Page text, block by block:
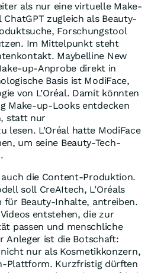
als nur eine virtuelle Make-
zugleich als Beauty-
Forschungstool
Im Mittelpunkt steht
Maybelline New
up-Anprobe direkt in
Basis ist ModiFace,
von L’Oréal. Damit könnten
Make-up-Looks entdecken
statt nur
lesen. L’Oréal hatte ModiFace
um seine Beauty-Tech-
die Content-Produktion.
soll CreAItech, L’Oréals
für Beauty-Inhalte, antreiben.
entstehen, die zur
passen und menschliche
Anleger ist die Botschaft:
nur als Kosmetikkonzern,
Plattform. Kurzfristig dürften